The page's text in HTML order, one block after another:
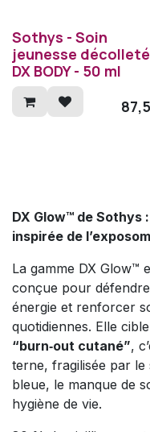
Sothys - Soin
jeunesse
DX BODY - 50 ml
DX Glow™ de Sothys
inspirée de
La gamme DX Glow™
conçue pour
énergie et renforcer
quotidiennes. Elle
“burn‑out cutané”,
terne, fragilisée par
bleue, le manque de
hygiène de vie.